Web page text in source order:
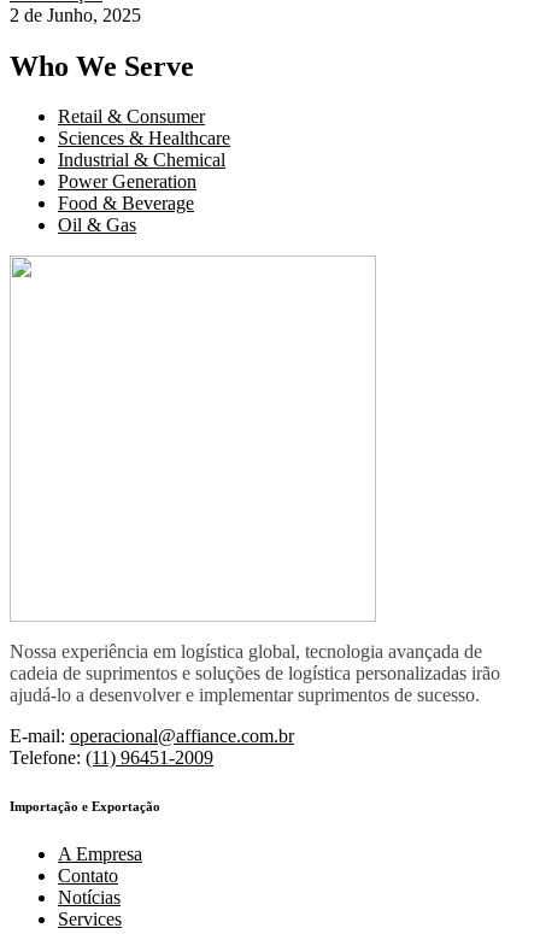
2 de Junho, 2025
Who We Serve
Retail & Consumer
Sciences & Healthcare
Industrial & Chemical
Power Generation
Food & Beverage
Oil & Gas
Nossa experiência em logística global, tecnologia avançada de
cadeia de suprimentos e soluções de logística personalizadas irão
ajudá-lo a desenvolver e implementar suprimentos de sucesso.
E-mail: operacional@affiance.com.br
Telefone: (11) 96451-2009
Importação e Exportação
A Empresa
Contato
Notícias
Services